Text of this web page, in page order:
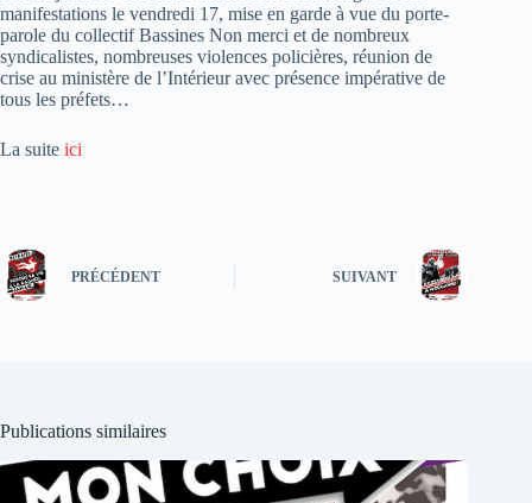
manifestations le vendredi 17, mise en garde à vue du porte-
parole du collectif Bassines Non merci et de nombreux
syndicalistes, nombreuses violences policières, réunion de
crise au ministère de l’Intérieur avec présence impérative de
tous les préfets…
La suite ici
PRÉCÉDENT SUIVANT
Publications similaires